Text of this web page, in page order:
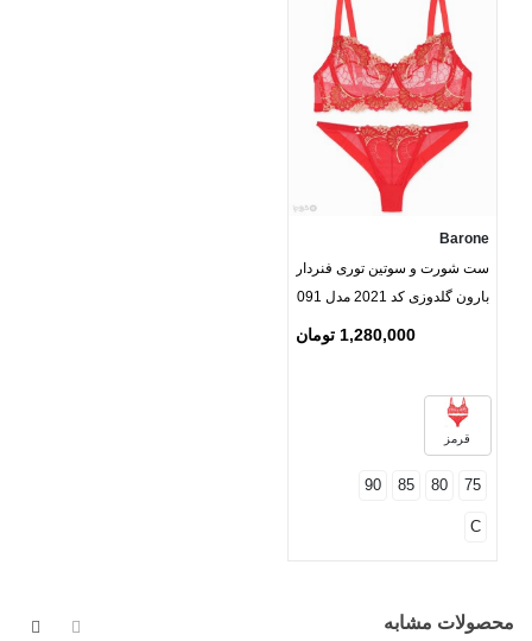
Barone
ست شورت و سوتین توری فنردار
بارون گلدوزی کد 2021 مدل 091
1,280,000 تومان
قرمز
75
80
85
90
C
محصولات مشابه